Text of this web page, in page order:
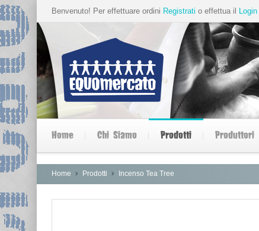
Benvenuto! Per effettuare ordini Registrati o effettua il Login
Home Chi Siamo Prodotti Produttori
Home Prodotti Incenso Tea Tree